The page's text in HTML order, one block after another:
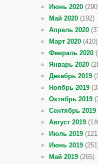
Июнь 2020
Май 2020 (192)
Апрель 2020
Март 2020 (410)
Февраль 2020
Январь 2020
Декабрь 2019
Ноябрь 2019
Октябрь 2019
Сентябрь 2019
Август 2019
Июль 2019
Июнь 2019
Май 2019 (265)